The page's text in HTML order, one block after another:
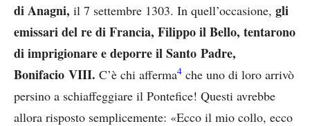
di Anagni, il 7 settembre 1303. In quell’occasione, gli
emissari del re di Francia, Filippo il Bello, tentarono
di imprigionare e deporre il Santo Padre,
Bonifacio VIII. C’è chi afferma4 che uno di loro arrivò
persino a schiaffeggiare il Pontefice! Questi avrebbe
allora risposto semplicemente: «Ecco il mio collo, ecco